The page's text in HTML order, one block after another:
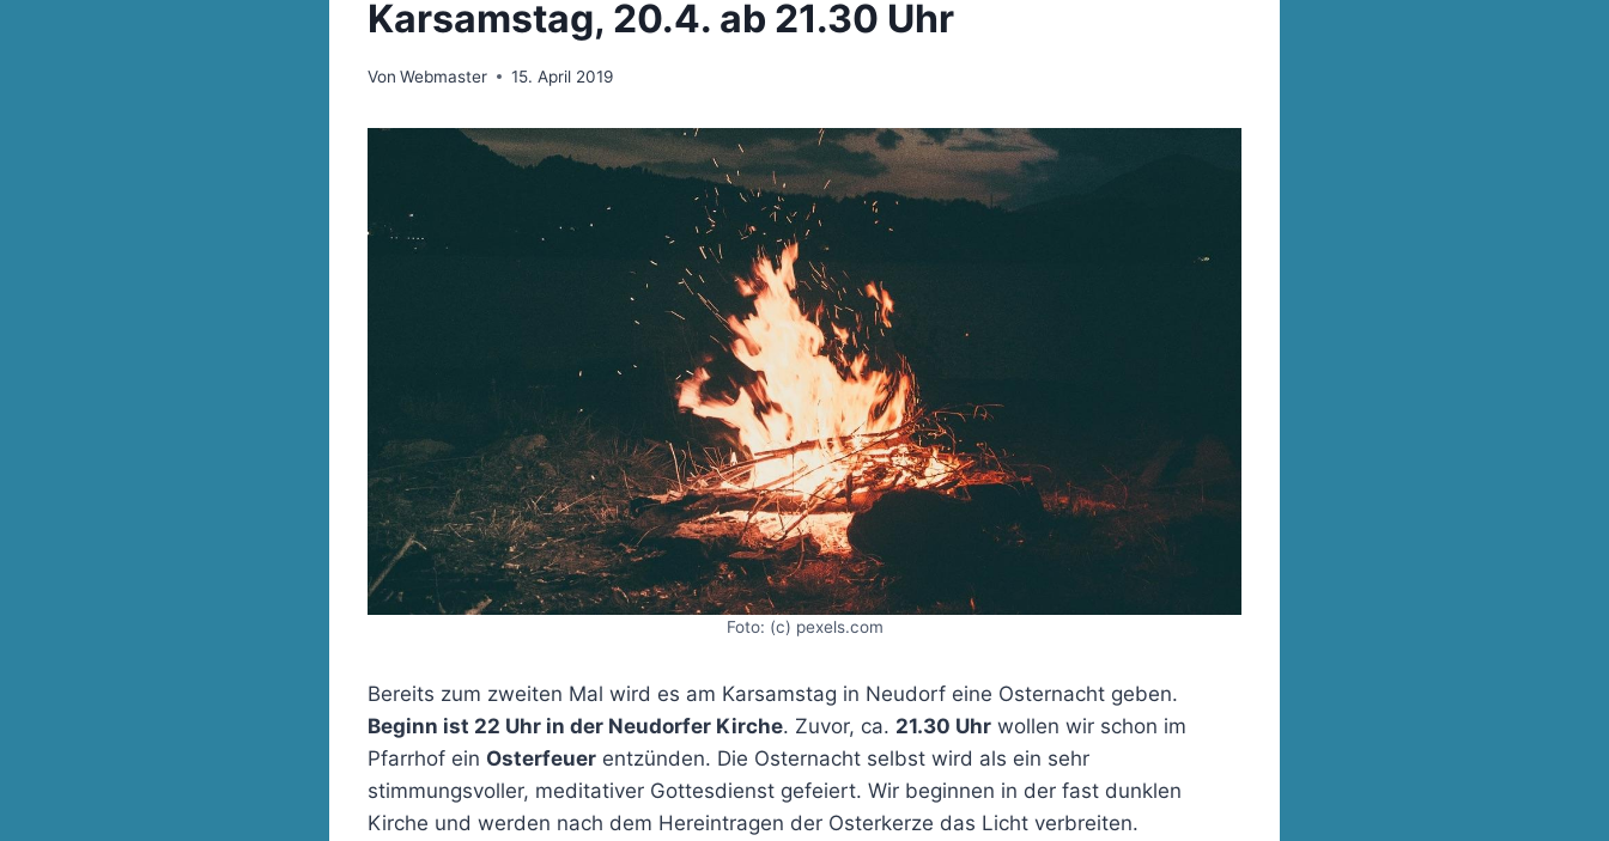
Karsamstag, 20.4. ab 21.30 Uhr
Von Webmaster 15. April 2019
Foto: (c) pexels.com
Bereits zum zweiten Mal wird es am Karsamstag in Neudorf eine Osternacht geben.
Beginn ist 22 Uhr in der Neudorfer Kirche. Zuvor, ca. 21.30 Uhr wollen wir schon im
Pfarrhof ein Osterfeuer entzünden. Die Osternacht selbst wird als ein sehr
stimmungsvoller, meditativer Gottesdienst gefeiert. Wir beginnen in der fast dunklen
Kirche und werden nach dem Hereintragen der Osterkerze das Licht verbreiten.